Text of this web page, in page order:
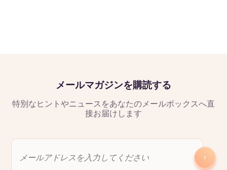
メールマガジンを購読する
特別なヒントやニュースをあなたのメールボックスへ直
接お届けします